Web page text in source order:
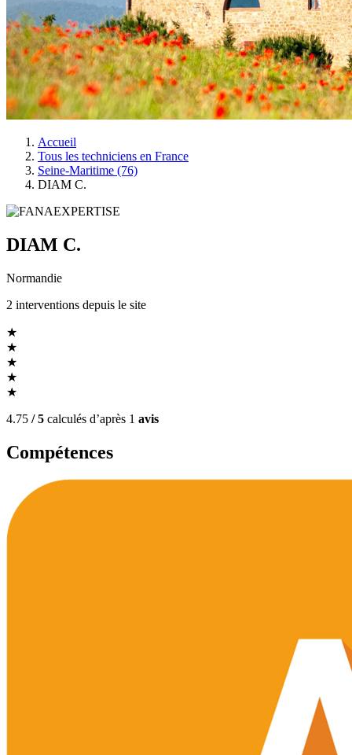
Accueil
Tous les techniciens en France
Seine-Maritime (76)
DIAM C.
DIAM C.
Normandie
2 interventions depuis le site
★
★
★
★
★
4.75 / 5 calculés d’après 1 avis
Compétences